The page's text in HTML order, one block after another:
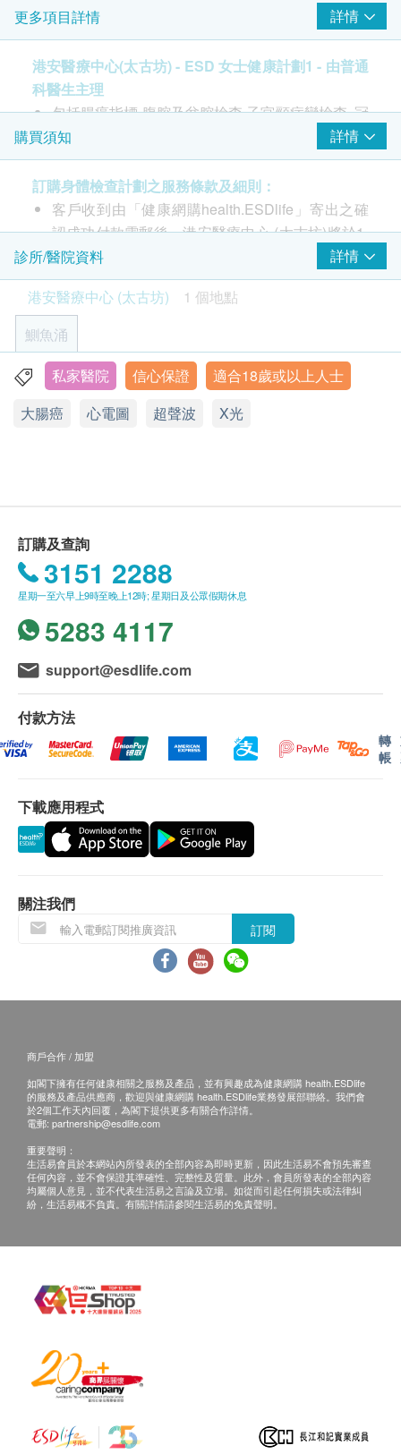
癌症指標 重點項目
癌胚抗原(腸癌普查)
心臟檢查 重點項目
靜態心電圖
肺功能 重點項目
胸肺X光
2 基本項目
基本健康評估
血壓
體質指標
體重
視力檢查
病歷及健康問卷調查
血脂
總膽固醇
低密度脂膽固醇
糖尿
空腹血糖
白蛋白
球蛋白
總蛋白質
總鹼性磷酸酵素
總膽紅素
乳酸脫氫酵素
尿素
尿液常規檢驗
血液檢查
全血計數
大便隱血
乙型肝炎檢查
乙型肝炎表面抗體
乙型肝炎表面抗原
骨骼功能組合
鈣、磷、鹼性磷酸酶
270.0
心臟超聲波
HK$3,220.0
HK$850.0
DEXA骨質密度 (WHOLE BODY)
HK$2,300.0
癌症指標測試組合B - 只限女士
肝癌指標、胃腫瘤指標、卵巢腫瘤指標、乳房腫瘤指標
HK$
甲狀腺超聲波
HK$1,500.0
度腰椎及股關節的骨質密度，能準確測出少至每年百分之二的
骨質密度流失。 DEXA檢查時間短，而且輻射性低。
HK$1,270.0
HK$920.0
心血管疾病檢查
同型半胱氨酸、PT/INR、APTT、D-DIMER
HK$1,730.0
全腹超聲波
乳房X光造影 (3D)
HK$3,450.0
HK$920.0
致敏原詳細篩查（環境過敏）
專業註冊營養師諮詢
HK$1,000.0
梅毒血清試驗
HK$ 90.0
腎功能檢查組合
肌酸肝、尿素、腎小球過濾率
HK$460.0
HK$3,450.0
靜態心電圖
更多項目詳情 詳情
港安醫療中心(太古坊) - ESD 女士健康計劃1 - 由普通
科醫生主理
包括腸癌指標,腹腔及盆腔檢查,子宮頸病變檢查, 冠
心病率檢查,糖尿, 乙型肝炎檢查,肝功能,腎功能,大
便檢查,胰臟及胸部X光檢查
購買須知 詳情
訂購身體檢查計劃之服務條款及細則：
客戶收到由「健康網購health.ESDlife」寄出之確
認成功付款電郵後，港安醫療中心 (太古坊)將於1-
2個工作天內，致電客戶預約身體檢查的時間及地
點。客戶亦可於訂單確認後1個工作天致電港安醫
療中心 (太古坊) 查詢 (電話: 2309 5000)。
客戶必須於預約當天出示身份証及列印訂購確認信
以確認身份。
身體檢查計劃有效期為6個月，客戶必須於6個月內
(由確認付款日期起計)接受有關檢查，逾期作廢。
進行健康檢查後，一般情況下，需大概7-10個工作
訂購一經確認，不設更改已訂購的計劃，轉讓給第
三者及／或退款。
所有身體檢查並非作為醫務診斷或治療用途。
免責聲明：
途。當閣下身體健康出現任何疾病徵兆時，應立即
諮詢有認可資格的醫生，作出診斷及治療。
本服務/產品由商戶提供。生活易【健康網購
health.ESDlife】並沒有經營或提供本服務/產品。
有關此服務/產品的錯漏或延誤，或因使用此服務/
網購health.ESDlife概不負責。一切有關的索償或
查詢，須向提供服務之體檢中心或商戶提出。
診所/醫院資料
詳情
港安醫療中心 (太古坊)
1 個地點
鰂魚涌
香港鰂魚涌英皇道979號太古坊濠豐大廈19樓
顯示地圖
私家醫院 信心保證
適合18歲或以上人士
大腸癌
心電圖 超聲波 X光
訂購及查詢
3151 2288
星期一至六早上9時至晚上12時; 星期日及公眾假期休息
5283 4117
support@esdlife.com
付款方法
轉
帳
下載應用程式
關注我們
訂閱
商戶合作 / 加盟
如閣下擁有任何健康相關之服務及產品，並有興趣成為健康網購 health.ESDlife
的服務及產品供應商，歡迎與健康網購 health.ESDlife業務發展部聯絡。我們會
於2個工作天內回覆，為閣下提供更多有關合作詳情。
電郵: partnership@esdlife.com
重要聲明：
生活易會員於本網站內所發表的全部內容為即時更新，因此生活易不會預先審查
任何內容，並不會保證其準確性、完整性及質量。此外，會員所發表的全部內容
均屬個人意見，並不代表生活易之言論及立場。如從而引起任何損失或法律糾
紛，生活易概不負責。有關詳情請參閱生活易的免責聲明。